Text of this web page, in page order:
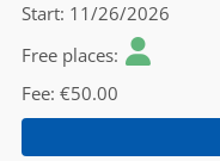
Start 11/26/2026
Free places
Fee €50.00